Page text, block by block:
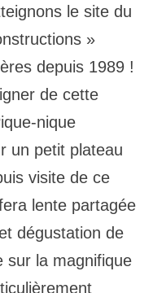
le site du
»
depuis 1989 !
de cette
nique
un petit plateau
visite de ce
lente partagée
dégustation de
sur la magnifique